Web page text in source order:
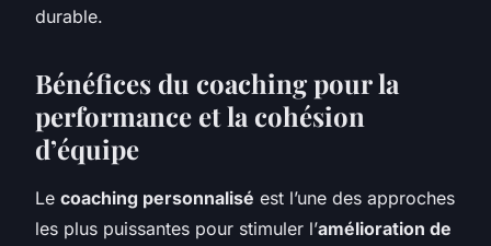
durable.
Bénéfices du coaching pour la
performance et la cohésion
d’équipe
Le coaching personnalisé est l’une des approches
les plus puissantes pour stimuler l’amélioration de